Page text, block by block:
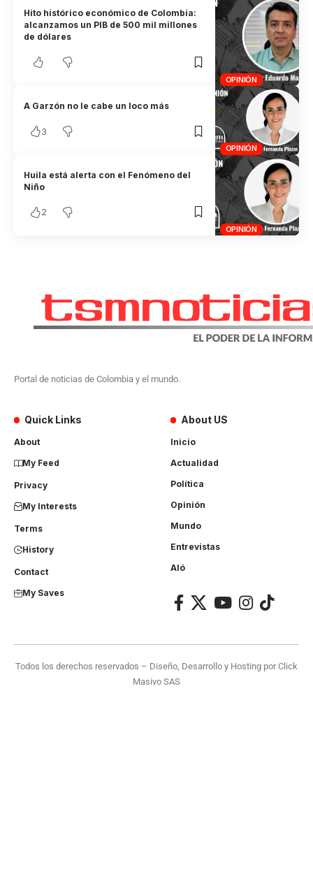
OPINIÓN
Hito histórico económico de Colombia:
alcanzamos un PIB de 500 mil millones
de dólares
OPINIÓN
A Garzón no le cabe un loco más
3
OPINIÓN
Huila está alerta con el Fenómeno del
Niño
2
Portal de noticias de Colombia y el mundo.
Quick Links
About
My Feed
Privacy
My Interests
Terms
History
Contact
My Saves
About US
Inicio
Actualidad
Política
Opinión
Mundo
Entrevistas
Aló
Todos los derechos reservados – Diseño, Desarrollo y Hosting porClick
Masivo SAS